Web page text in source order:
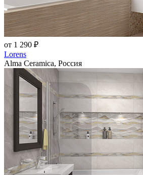
от 1 290 ₽
Lorens
Alma Ceramica, Россия